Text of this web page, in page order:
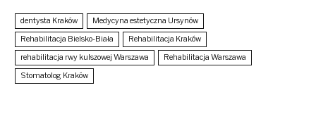
dentysta Kraków
Medycyna estetyczna Ursynów
Rehabilitacja Bielsko-Biała
Rehabilitacja Kraków
rehabilitacja rwy kulszowej Warszawa
Rehabilitacja Warszawa
Stomatolog Kraków